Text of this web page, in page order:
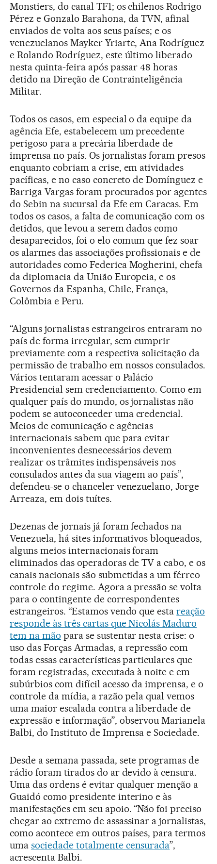
Monstiers, do canal TF1; os chilenos Rodrigo
Pérez e Gonzalo Barahona, da TVN, afinal
enviados de volta aos seus países; e os
venezuelanos Mayker Yriarte, Ana Rodríguez
e Rolando Rodríguez, este último liberado
nesta quinta-feira após passar 48 horas
detido na Direção de Contrainteligência
Militar.
Todos os casos, em especial o da equipe da
agência Efe, estabelecem um precedente
perigoso para a precária liberdade de
imprensa no país. Os jornalistas foram presos
enquanto cobriam a crise, em atividades
pacíficas, e no caso concreto de Domínguez e
Barriga Vargas foram procurados por agentes
do Sebin na sucursal da Efe em Caracas. Em
todos os casos, a falta de comunicação com os
detidos, que levou a serem dados como
desaparecidos, foi o elo comum que fez soar
os alarmes das associações profissionais e de
autoridades como Federica Mogherini, chefa
da diplomacia da União Europeia, e os
Governos da Espanha, Chile, França,
Colômbia e Peru.
“Alguns jornalistas estrangeiros entraram no
país de forma irregular, sem cumprir
previamente com a respectiva solicitação da
permissão de trabalho em nossos consulados.
Vários tentaram acessar o Palácio
Presidencial sem credenciamento. Como em
qualquer país do mundo, os jornalistas não
podem se autoconceder uma credencial.
Meios de comunicação e agências
internacionais sabem que para evitar
inconvenientes desnecessários devem
realizar os trâmites indispensáveis nos
consulados antes da sua viagem ao país”,
defendeu-se o chanceler venezuelano, Jorge
Arreaza, em dois tuítes.
Dezenas de jornais já foram fechados na
Venezuela, há sites informativos bloqueados,
alguns meios internacionais foram
eliminados das operadoras de TV a cabo, e os
canais nacionais são submetidas a um férreo
controle do regime. Agora a pressão se volta
para o contingente de correspondentes
estrangeiros. “Estamos vendo que estareação
responde às três cartas que Nicolás Maduro
tem na mão para se sustentar nesta crise: o
uso das Forças Armadas, a repressão com
todas essas características particulares que
foram registradas, executada à noite e em
subúrbios com difícil acesso da imprensa, e o
controle da mídia, a razão pela qual vemos
uma maior escalada contra a liberdade de
expressão e informação”, observou Marianela
Balbi, do Instituto de Imprensa e Sociedade.
Desde a semana passada, sete programas de
rádio foram tirados do ar devido à censura.
Uma das ordens é evitar qualquer menção a
Guaidó como presidente interino e às
manifestações em seu apoio. “Não foi preciso
chegar ao extremo de assassinar a jornalistas,
como acontece em outros países, para termos
uma sociedade totalmente censurada”,
acrescenta Balbi.